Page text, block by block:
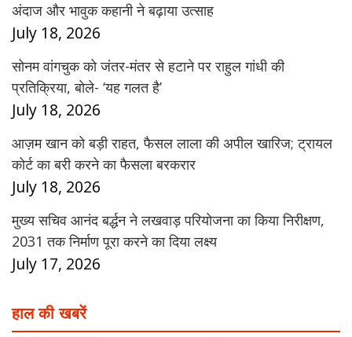
अंदाज और भावुक कहानी ने बढ़ाया उत्साह
July 18, 2026
सोनम वांगचुक को जंतर-मंतर से हटाने पर राहुल गांधी की
प्रतिक्रिया, बोले- ‘यह गलत है’
July 18, 2026
आज़म खान को बड़ी राहत, फैसल लाला की अपील खारिज; ट्रायल
कोर्ट का बरी करने का फैसला बरकरार
July 18, 2026
मुख्य सचिव आनंद बर्द्धन ने लखवाड़ परियोजना का किया निरीक्षण,
2031 तक निर्माण पूरा करने का दिया लक्ष्य
July 17, 2026
हाल की खबरें